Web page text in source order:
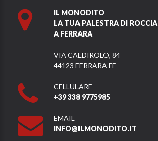
IL MONODITO
LA TUA PALESTRA DI ROCCIA
A FERRARA
VIA CALDIROLO, 84
44123 FERRARA FE
CELLULARE
+39 338 9775985
EMAIL
INFO@ILMONODITO.IT